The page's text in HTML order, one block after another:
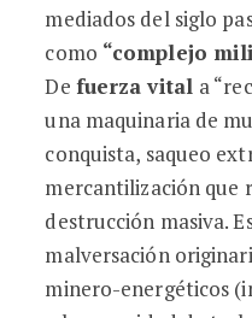
mediados del siglo
como “complejo
De fuerza vital a
una maquinaria de
conquista, saqueo
mercantilización que
destrucción masiva.
malversación
minero-energéticos